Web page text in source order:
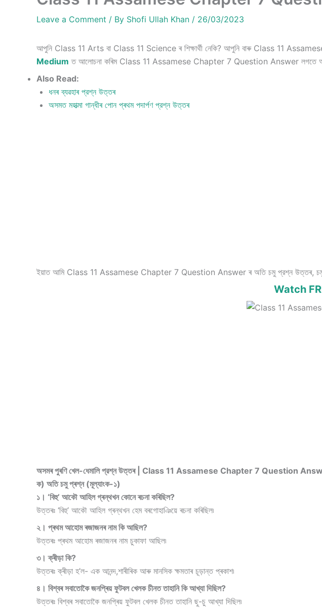
Leave a Comment / By Shofi Ullah Khan / 26/03/2023
আপুনি Class 11 Arts বা Class 11 Science ৰ শিক্ষাৰ্থী নেকি? আপুনি বাৰু Class 11
Medium ত আলোচনা কৰিম Class 11 Assamese Chapter 7 Question Answer
Also Read:
ধনৰ ব্যৱহাৰ প্রশ্ন উত্তৰ
অসমত মহাত্মা গান্ধীৰ পোন প্ৰথম পদাৰ্পণ প্রশ্ন উত্তৰ
ইয়াত আমি Class 11 Assamese Chapter 7 Question Answer ৰ অতি চমু প্রশ্ন উত্তৰ, চমু
Watch
অসমৰ পুৰণি খেল-ধেমালি প্রশ্ন উত্তৰ | Class 11 Assamese Chapter 7 Question
ক) অতি চমু প্ৰশ্ন (মূল্যাংক-১)
১। ‘বিহু’ আকৌ আহিল গ্ৰন্থখন কোনে ৰচনা কৰিছিল?
উত্তৰঃ ‘বিহু’ আকৌ আহিল গ্ৰন্থখন হেম বৰগোহাঞিয়ে ৰচনা কৰিছিল৷
২। প্ৰথম আহোম ৰজাজনৰ নাম কি আছিল?
উত্তৰঃ প্ৰথম আহোম ৰজাজনৰ নাম চুকাফা আছিল৷
৩। ক্ৰীড়া কি?
উত্তৰঃ ক্ৰীড়া হ’ল- এক আনন্দ,শাৰীৰিক আৰু মানসিক ক্ষমতাৰ চূড়ান্ত প্ৰকাশ৷
৪। বিশ্বৰ সবাতোকৈ জনপ্ৰিয় ফুটবল খেলক চীনত তাহানি কি আখ্যা দিছিল?
উত্তৰঃ বিশ্বৰ সবাতোকৈ জনপ্ৰিয় ফুটবল খেলক চীনত তাহানি ছু-চু আখ্যা দিছিল৷